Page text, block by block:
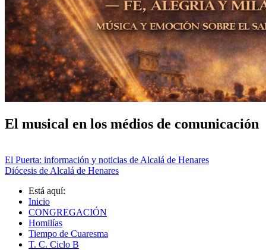
El musical en los médios de comunicación
El Puerta: información y noticias de Alcalá de Henares
Diócesis de Alcalá de Henares
Está aquí:
Inicio
CONGREGACIÓN
Homilías
Tiempo de Cuaresma
T. C. Ciclo B